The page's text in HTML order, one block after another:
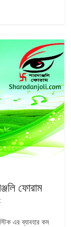
ফোরাম
এর ব্যাবহার কম